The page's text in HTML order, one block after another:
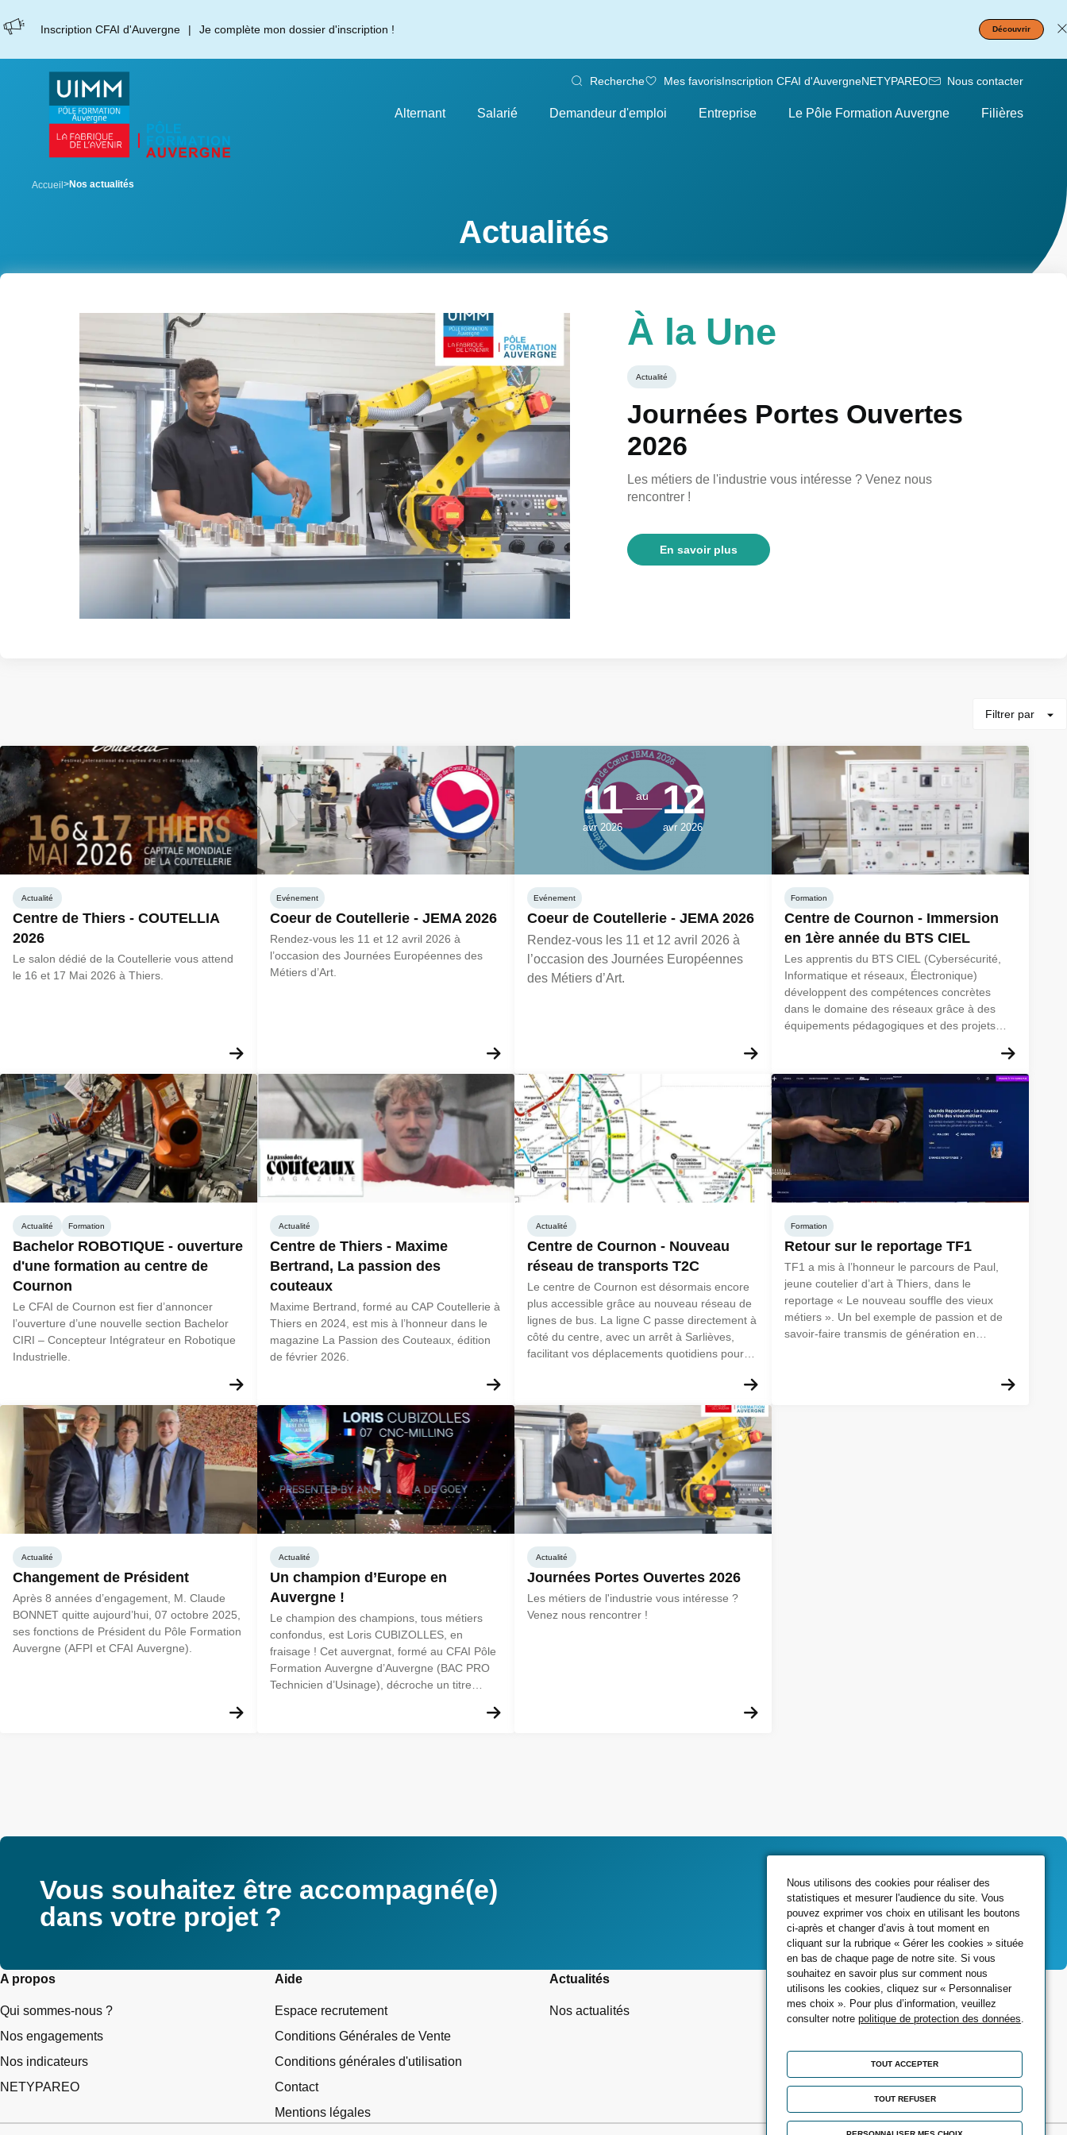
au
Inscription CFAI d'Auvergne Je complète mon dossier d'inscription ! Découvrir
Recherche Mes favorisInscription CFAI d'AuvergneNETYPAREO Nous contacter
Alternant Salarié Demandeur d'emploi Entreprise Le Pôle Formation Auvergne Filières
Accueil Nos actualités
Actualités
À la Une
Actualité
Journées Portes Ouvertes
2026
Les métiers de l'industrie vous intéresse ? Venez nous
rencontrer !
En savoir plus
Filtrer par
Actualité
Centre de Thiers - COUTELLIA
2026
Le salon dédié de la Coutellerie vous attend
le 16 et 17 Mai 2026 à Thiers.
Evénement
Coeur de Coutellerie - JEMA 2026
Rendez-vous les 11 et 12 avril 2026 à
l’occasion des Journées Européennes des
Métiers d’Art.
11
avr 2026
au 12
avr 2026
Evénement
Coeur de Coutellerie - JEMA 2026
Rendez-vous les 11 et 12 avril 2026 à
l’occasion des Journées Européennes
des Métiers d’Art.
Formation
Centre de Cournon - Immersion
en 1ère année du BTS CIEL
Les apprentis du BTS CIEL (Cybersécurité,
Informatique et réseaux, Électronique)
développent des compétences concrètes
dans le domaine des réseaux grâce à des
équipements pédagogiques et des projets
Actualité Formation
Bachelor ROBOTIQUE - ouverture
d'une formation au centre de
Cournon
Le CFAI de Cournon est fier d’annoncer
l’ouverture d’une nouvelle section Bachelor
CIRI – Concepteur Intégrateur en Robotique
Industrielle.
Actualité
Centre de Thiers - Maxime
Bertrand, La passion des
couteaux
Maxime Bertrand, formé au CAP Coutellerie à
Thiers en 2024, est mis à l’honneur dans le
magazine La Passion des Couteaux, édition
de février 2026.
Actualité
Centre de Cournon - Nouveau
réseau de transports T2C
Le centre de Cournon est désormais encore
plus accessible grâce au nouveau réseau de
lignes de bus. La ligne C passe directement à
côté du centre, avec un arrêt à Sarlièves,
facilitant vos déplacements quotidiens pour
Formation
Retour sur le reportage TF1
TF1 a mis à l’honneur le parcours de Paul,
jeune coutelier d’art à Thiers, dans le
reportage « Le nouveau souffle des vieux
métiers ». Un bel exemple de passion et de
savoir-faire transmis de génération en
Actualité
Changement de Président
Après 8 années d’engagement, M. Claude
BONNET quitte aujourd’hui, 07 octobre 2025,
ses fonctions de Président du Pôle Formation
Auvergne (AFPI et CFAI Auvergne).
Actualité
Un champion d’Europe en
Auvergne !
Le champion des champions, tous métiers
confondus, est Loris CUBIZOLLES, en
fraisage ! Cet auvergnat, formé au CFAI Pôle
Formation Auvergne d’Auvergne (BAC PRO
Technicien d’Usinage), décroche un titre
Actualité
Journées Portes Ouvertes 2026
Les métiers de l'industrie vous intéresse ?
Venez nous rencontrer !
Vous souhaitez être accompagné(e)
dans votre projet ?
Contactez-nous
A propos
Qui sommes-nous ?
Nos engagements
Nos indicateurs
NETYPAREO
Aide
Espace recrutement
Conditions Générales de Vente
Conditions générales d'utilisation
Contact
Mentions légales
Actualités
Nos actualités
Rejoignez-nous sur
Nous utilisons des cookies pour réaliser des
statistiques et mesurer l'audience du site. Vous
pouvez exprimer vos choix en utilisant les boutons
ci-après et changer d’avis à tout moment en
cliquant sur la rubrique « Gérer les cookies » située
en bas de chaque page de notre site. Si vous
souhaitez en savoir plus sur comment nous
utilisons les cookies, cliquez sur « Personnaliser
mes choix ». Pour plus d’information, veuillez
consulter notrepolitique de protection des données.
TOUT ACCEPTER
TOUT REFUSER